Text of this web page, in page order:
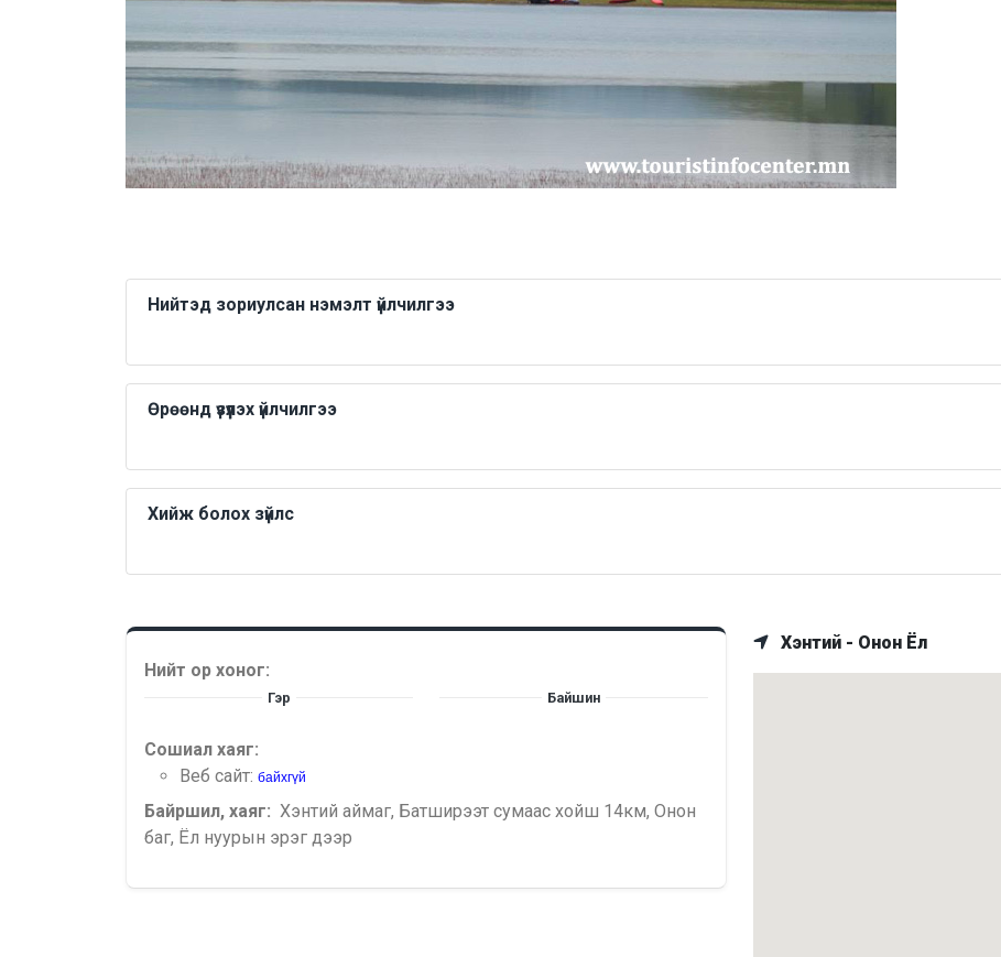
Нийтэд зориулсан нэмэлт үйлчилгээ
Өрөөнд үзүүлэх үйлчилгээ
Хийж болох зүйлс
Нийт ор хоног:
Гэр Байшин
Сошиал хаяг:
Веб сайт: байхгүй
Байршил, хаяг: Хэнтий аймаг, Батширээт сумаас хойш 14км, Онон
баг, Ёл нуурын эрэг дээр
Хэнтий - Онон Ёл